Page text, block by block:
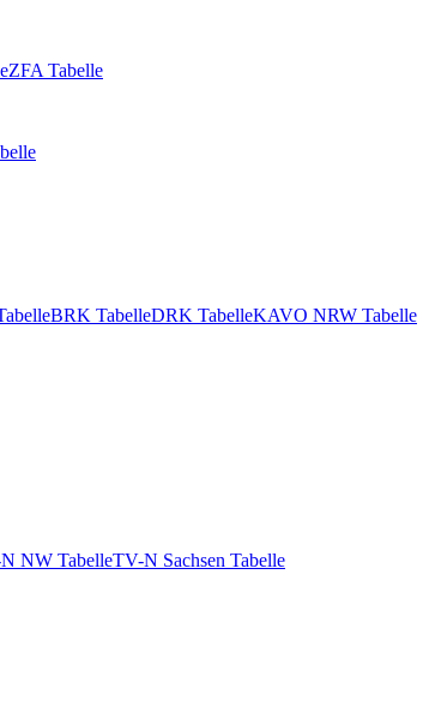
ZFA Tabelle
BRK TabelleDRK TabelleKAVO NRW Tabelle
NW TabelleTV-N Sachsen Tabelle